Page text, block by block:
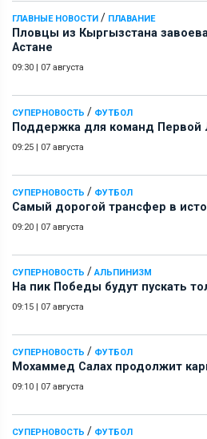
ГЛАВНЫЕ НОВОСТИ / ПЛАВАНИЕ
Пловцы из Кыргызстана
Астане
09:30 07 августа
СУПЕРНОВОСТЬ / ФУТБОЛ
Поддержка для команд Первой
09:25 07 августа
СУПЕРНОВОСТЬ / ФУТБОЛ
Самый дорогой трансфер в
09:20 07 августа
СУПЕРНОВОСТЬ / АЛЬПИНИЗМ
На пик Победы будут пускать
09:15 07 августа
СУПЕРНОВОСТЬ / ФУТБОЛ
Мохаммед Салах продолжит
09:10 07 августа
СУПЕРНОВОСТЬ / ФУТБОЛ